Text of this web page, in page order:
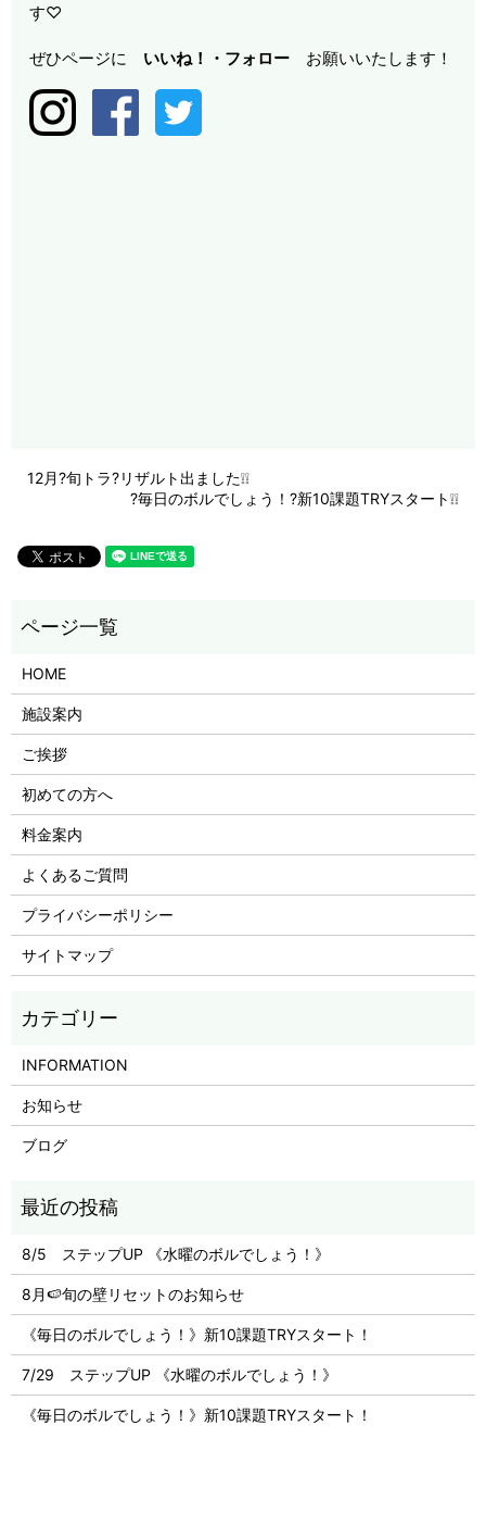
す♡
ぜひページに いいね！・ フォロー お願いいたします！
12月?旬トラ?リザルト出ました❕❕
?毎日のボルでしょう！?新10課題TRYスタート❕❕
HOME
施設案内
ご挨拶
初めての方へ
料金案内
よくあるご質問
プライバシーポリシー
サイトマップ
INFORMATION
お知らせ
ブログ
8/5 ステップUP 《水曜のボルでしょう！》
8月🍉旬の壁リセットのお知らせ
《毎日のボルでしょう！》新10課題TRYスタート！
7/29 ステップUP 《水曜のボルでしょう！》
《毎日のボルでしょう！》新10課題TRYスタート！